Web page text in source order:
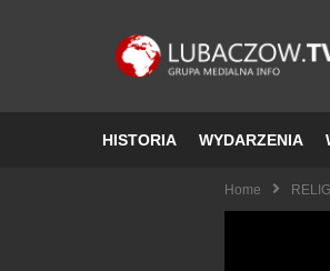
HISTORIA WYDARZENIA
Home